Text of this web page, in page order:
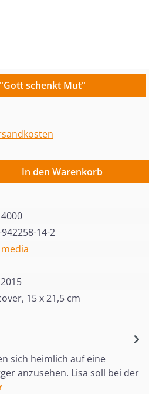
schenkt Mut"
den gewünschten
In den Warenkorb
14-2
media
15 x 21,5 cm
sich heimlich auf eine
anzusehen. Lisa soll bei der